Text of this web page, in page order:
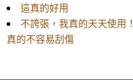
這真的好用
不誇張，我真的天天使用
真的不容易刮傷